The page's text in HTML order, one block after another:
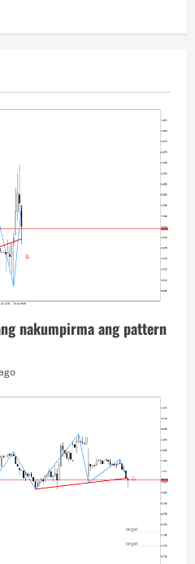
nakumpirma ang pattern